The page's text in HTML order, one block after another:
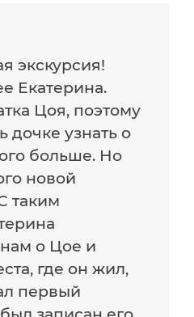
экскурсия!
Екатерина.
Цоя, поэтому
дочке узнать о
больше. Но
новой
таким
о Цое и
где он жил,
первый